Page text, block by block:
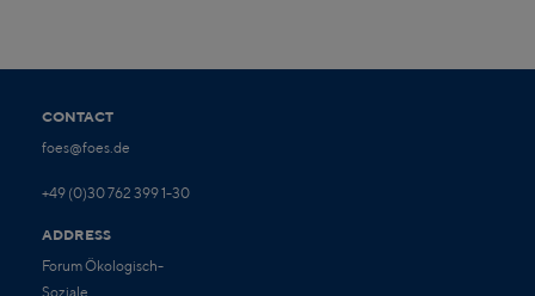
CONTACT
foes@foes.de
+49 (0)30 762 399 1-30
ADDRESS
Forum Ökologisch-
Soziale